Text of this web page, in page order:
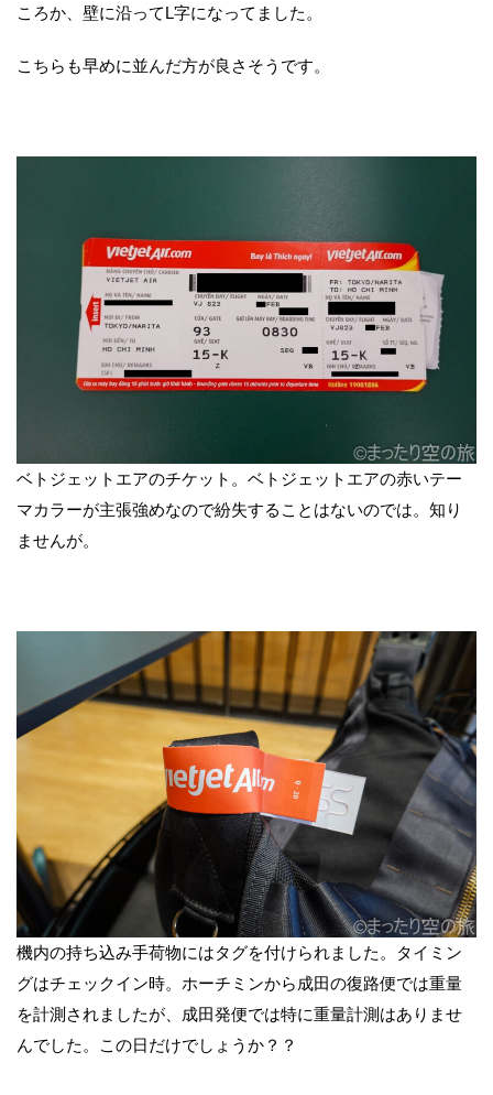
ころか、壁に沿ってL字になってました。
こちらも早めに並んだ方が良さそうです。
ベトジェットエアのチケット。ベトジェットエアの赤いテー
マカラーが主張強めなので紛失することはないのでは。知り
ませんが。
機内の持ち込み手荷物にはタグを付けられました。タイミン
グはチェックイン時。ホーチミンから成田の復路便では重量
を計測されましたが、成田発便では特に重量計測はありませ
んでした。この日だけでしょうか？？